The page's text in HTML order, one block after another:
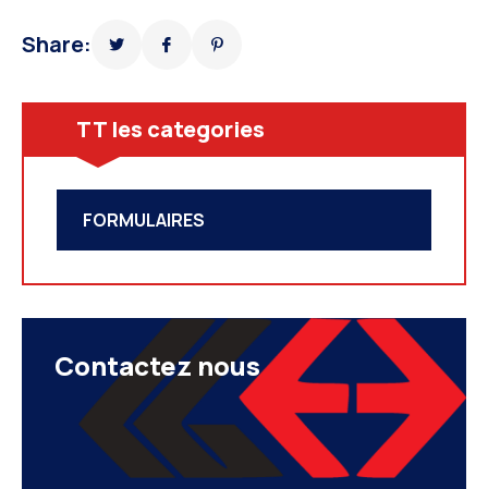
TT les categories
FORMULAIRES
Contactez nous
Share: